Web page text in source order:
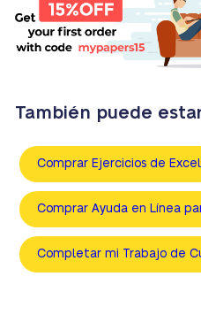
También puede
Comprar Ejercicios de Excel
Comprar Ayuda en Línea
Completar mi Trabajo de